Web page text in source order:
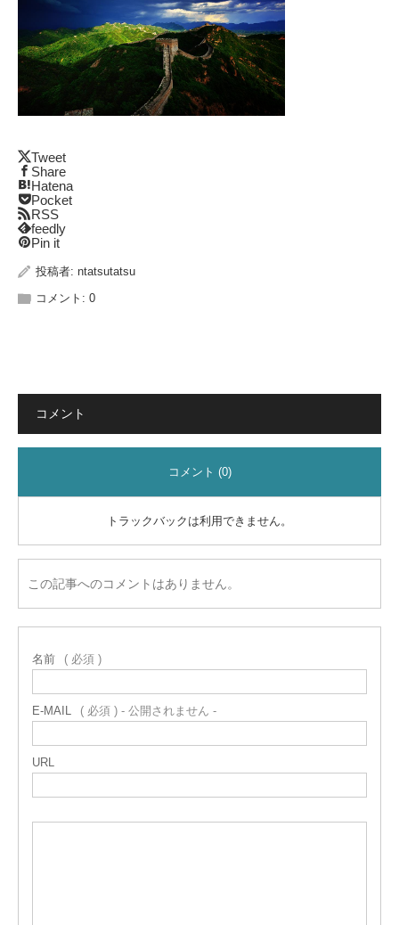
Tweet
Share
Hatena
Pocket
RSS
feedly
Pin it
投稿者: ntatsutatsu
コメント: 0
コメント
コメント (0)
トラックバックは利用できません。
この記事へのコメントはありません。
名前 ( 必須 )
E-MAIL ( 必須 ) - 公開されません -
URL